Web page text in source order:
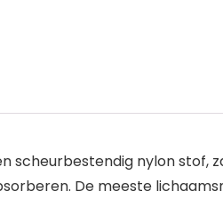
scheurbestendig nylon
De meeste